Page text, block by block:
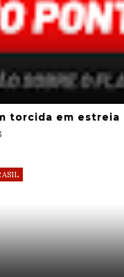
torcida em estreia